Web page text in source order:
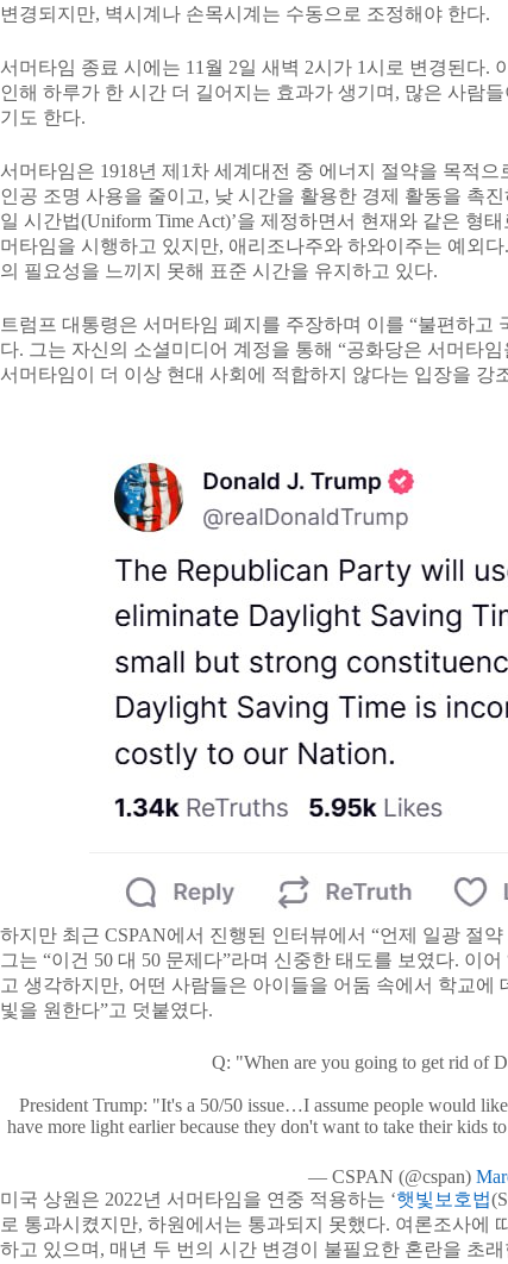
변경되지만, 벽시계나 손목시계는 수동으로 조정해야 한다.
서머타임 종료 시에는 11월 2일 새벽 2시가 1시로 변경된다.
인해 하루가 한 시간 더 길어지는 효과가 생기며, 많은 사람
기도 한다.
서머타임은 1918년 제1차 세계대전 중 에너지 절약을 목적
인공 조명 사용을 줄이고, 낮 시간을 활용한 경제 활동을 촉
일 시간법(Uniform Time Act)’을 제정하면서 현재와 같은 형
머타임을 시행하고 있지만, 애리조나주와 하와이주는 예외
의 필요성을 느끼지 못해 표준 시간을 유지하고 있다.
트럼프 대통령은 서머타임 폐지를 주장하며 이를 “불편하고
다. 그는 자신의 소셜미디어 계정을 통해 “공화당은 서머타
서머타임이 더 이상 현대 사회에 적합하지 않다는 입장을 강
하지만 최근 CSPAN에서 진행된 인터뷰에서 “언제 일광 절
그는 “이건 50 대 50 문제다”라며 신중한 태도를 보였다. 이
고 생각하지만, 어떤 사람들은 아이들을 어둠 속에서 학교에
빛을 원한다”고 덧붙였다.
Q: "When are you going to get rid of
President Trump: "It's a 50/50 issue…I assume people would
have more light earlier because they don't want to take their kids
— CSPAN (@cspan)
미국 상원은 2022년 서머타임을 연중 적용하는 ‘햇빛보호법
로 통과시켰지만, 하원에서는 통과되지 못했다. 여론조사에
하고 있으며, 매년 두 번의 시간 변경이 불필요한 혼란을 초